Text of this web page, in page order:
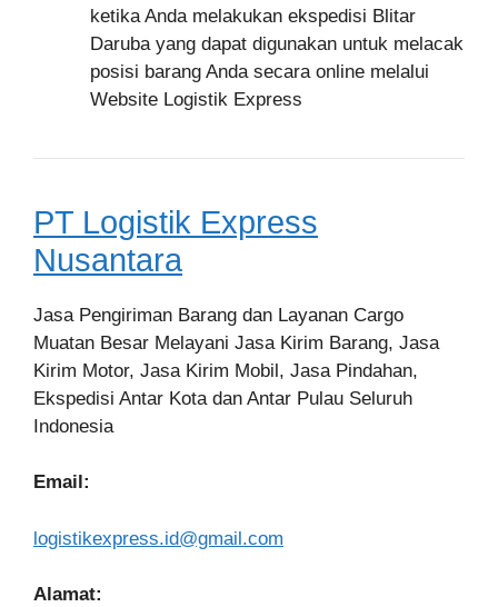
ketika Anda melakukan ekspedisi Blitar
Daruba yang dapat digunakan untuk melacak
posisi barang Anda secara online melalui
Website Logistik Express
PT Logistik Express
Nusantara
Jasa Pengiriman Barang dan Layanan Cargo
Muatan Besar Melayani Jasa Kirim Barang, Jasa
Kirim Motor, Jasa Kirim Mobil, Jasa Pindahan,
Ekspedisi Antar Kota dan Antar Pulau Seluruh
Indonesia
Email:
logistikexpress.id@gmail.com
Alamat: